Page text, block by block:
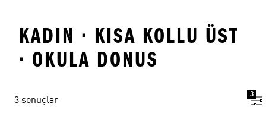
KADIN · KISA KOLLU ÜST
· OKULA DONUS
3 sonuçlar
3